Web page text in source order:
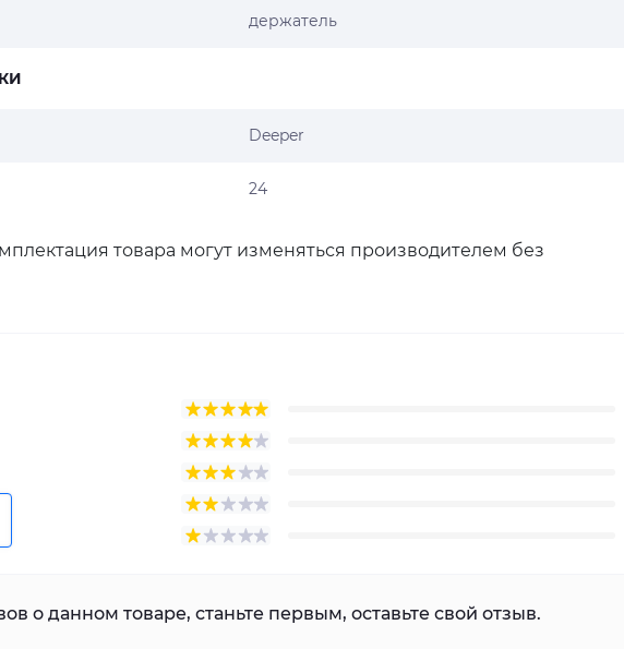
держатель
Deeper
24
товара могут изменяться производителем без
о данном товаре, станьте первым, оставьте свой отзыв.